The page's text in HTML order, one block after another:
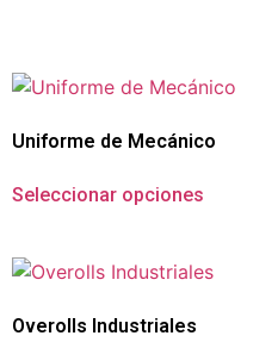
Uniforme de Mecánico
Seleccionar opciones
Overolls Industriales